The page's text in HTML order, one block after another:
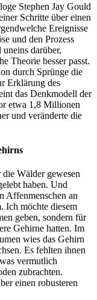
Stephen Jay Gould
Schritte über einen
Ereignisse
und den Prozess
darüber,
Theorie besser passt.
durch Sprünge die
Erklärung des
das Denkmodell der
etwa 1,8 Millionen
und veränderte die
Wälder gewesen
haben. Und
Affenmenschen an
Ich möchte diesem
geben, sondern für
Gehirne hatten. Im
wies das Gehirn
Es fehlten ihnen
vermutlich
zubrachten.
einen robusteren